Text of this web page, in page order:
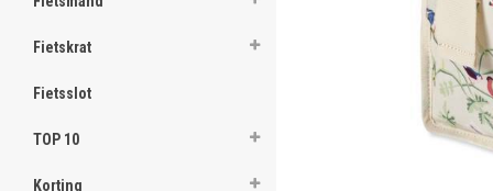
Fietskrat
Fietsslot
TOP 10
Korting